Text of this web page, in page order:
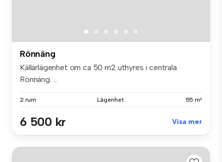
Rönnäng
Källarlägenhet om ca 50 m2 uthyres i centrala
Rönnäng. ...
2 rum Lägenhet 55 m²
6 500 kr Visa mer